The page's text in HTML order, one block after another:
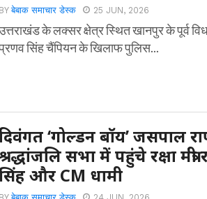
BYबेबाक समाचार डेस्क 25 JUN, 2026
के लक्सर क्षेत्र स्थित खानपुर के पूर्व
सिंह चैंपियन के खिलाफ पुलिस...
‘गोल्डन बॉय’ जसपाल
सभा में पहुंचे रक्षा मंत्री
और CM धामी